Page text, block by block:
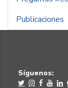
Publicaciones
Síguenos: